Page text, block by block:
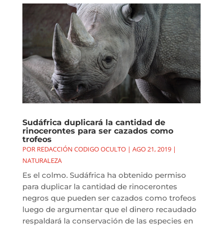
Sudáfrica duplicará la cantidad de
rinocerontes para ser cazados como
trofeos
POR REDACCIÓN CODIGO OCULTO| AGO 21, 2019|
NATURALEZA
Es el colmo. Sudáfrica ha obtenido permiso
para duplicar la cantidad de rinocerontes
negros que pueden ser cazados como trofeos
luego de argumentar que el dinero recaudado
respaldará la conservación de las especies en